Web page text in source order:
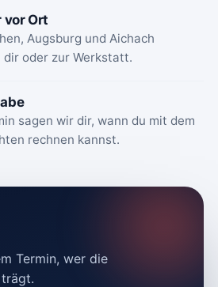
vor Ort
Augsburg und Aichach
dir oder zur Werkstatt.
sagen wir dir, wann du mit dem
rechnen kannst.
Termin, wer die